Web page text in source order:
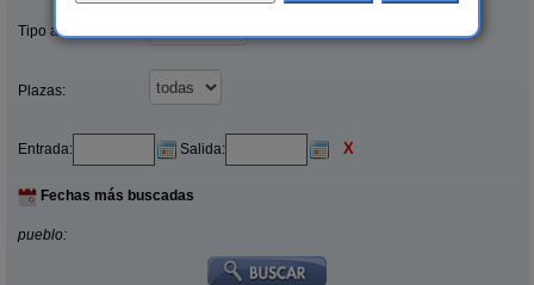
Tipo alquiler:
Plazas:
Entrada: Salida: X
Fechas más buscadas
pueblo: